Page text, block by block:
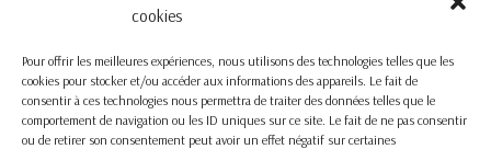
cookies
Pour offrir les meilleures expériences, nous utilisons des technologies telles que les
cookies pour stocker et/ou accéder aux informations des appareils. Le fait de
consentir à ces technologies nous permettra de traiter des données telles que le
comportement de navigation ou les ID uniques sur ce site. Le fait de ne pas consentir
ou de retirer son consentement peut avoir un effet négatif sur certaines